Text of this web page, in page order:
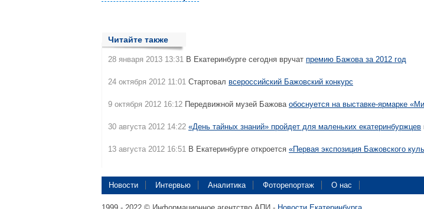
Читайте также
28 января 2013 13:31 В Екатеринбурге сегодня вручат премию Бажова за 2012 год
24 октября 2012 11:01 Стартовал всероссийский Бажовский конкурс
9 октября 2012 16:12 Передвижной музей Бажова обоснуется на выставке-ярмарке
30 августа 2012 14:22 «День тайных знаний» пройдет для маленьких екатеринбуржцев
13 августа 2012 16:51 В Екатеринбурге откроется «Первая экспозиция Бажовского
Новости Интервью Аналитика Фоторепортаж О нас